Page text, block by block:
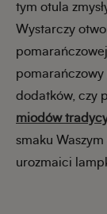
tym otula
Wystarczy
pomarańczowy
dodatków, czy
miodów
smaku
urozmaici